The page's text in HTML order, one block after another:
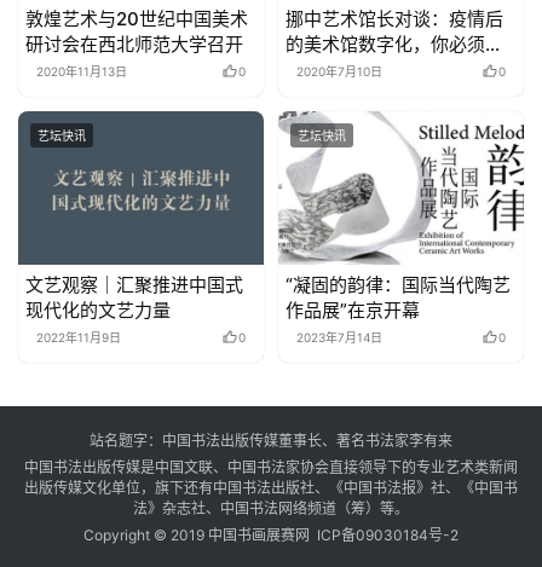
敦煌艺术与20世纪中国美术
研讨会在西北师范大学召开
2020年11月13日 0
挪中艺术馆长对谈：疫情后
的美术馆数字化，你必须行
动更快
2020年7月10日 0
艺坛快讯
文艺观察｜汇聚推进中国式
现代化的文艺力量
2022年11月9日 0
艺坛快讯
“凝固的韵律：国际当代陶艺
作品展”在京开幕
2023年7月14日 0
站名题字：中国书法出版传媒董事长、著名书法家李有来
中国书法出版传媒是中国文联、中国书法家协会直接领导下的专业艺术类新闻
出版传媒文化单位，旗下还有中国书法出版社、《中国书法报》社、《中国书
法》杂志社、中国书法网络频道（筹）等。
Copyright © 2019 中国书画展赛网 ICP备09030184号-2